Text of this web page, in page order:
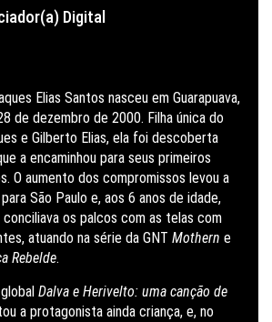
Digital
Elias Santos nasceu em Guarapuava,
de dezembro de 2000. Filha única do
e Gilberto Elias, ela foi descoberta
a encaminhou para seus primeiros
O aumento dos compromissos levou a
São Paulo e, aos 6 anos de idade,
conciliava os palcos com as telas com
atuando na série da GNT Mothern e
Rebelde.
Dalva e Herivelto: uma canção de
a protagonista ainda criança, e, no